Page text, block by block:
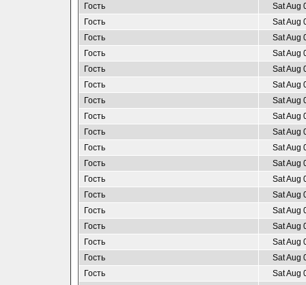
Гость
Sat Aug
Гость
Sat Aug
Гость
Sat Aug
Гость
Sat Aug
Гость
Sat Aug
Гость
Sat Aug
Гость
Sat Aug
Гость
Sat Aug
Гость
Sat Aug
Гость
Sat Aug
Гость
Sat Aug
Гость
Sat Aug
Гость
Sat Aug
Гость
Sat Aug
Гость
Sat Aug
Гость
Sat Aug
Гость
Sat Aug
Гость
Sat Aug